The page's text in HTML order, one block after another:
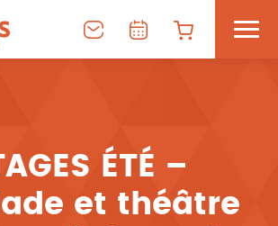
ÉTÉ –
et théâtre